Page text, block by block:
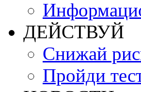
ДЕЙСТВУЙ
Снижай
Пройди